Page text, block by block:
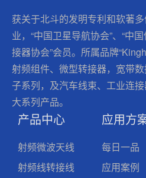
获关于北斗的发明专利和软著
业，“中国卫星导航协会”、“中
接器协会”会员。所属品牌
射频组件、微型转接器，宽带
子系列，及汽车线束、工业连
大系列产品。
产品中心
射频微波天线
射频线转接线
应用方
每日一品
应用案例